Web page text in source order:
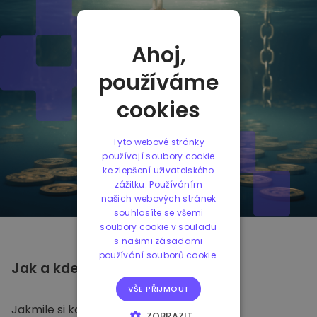
Jak a kde
Jakmile si koupíte Pepe naKriptomatu
Ahoj,
používáme
cookies
Tyto webové stránky
používají soubory cookie
ke zlepšení uživatelského
zážitku. Používáním
našich webových stránek
souhlasíte se všemi
soubory cookie v souladu
s našimi zásadami
používání souborů cookie.
VŠE PŘIJMOUT